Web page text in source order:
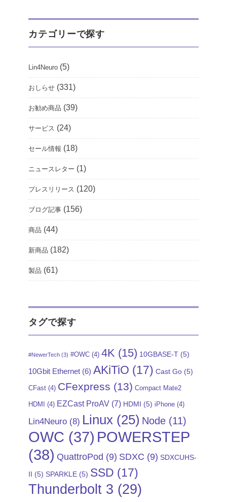
カテゴリーで探す
Lin4Neuro (5)
おしらせ (331)
お勧め商品 (39)
サービス (24)
セール情報 (18)
ニュースレター (1)
プレスリリース (120)
ブログ記事 (156)
商品 (44)
新商品 (182)
製品 (61)
タグで探す
#NewerTech (3) #OWC (4) 4K (15) 10GBASE-T (5)
10Gbit Ethernet (6) AKiTiO (17) Cast Go (5)
CFast (4) CFexpress (13) Compact Mate2
HDMI (4) EZCast ProAV (7) HDMI (5) iPhone (4)
Lin4Neuro (8) Linux (25) Node (11)
OWC (37) POWERSTEP
(38) QuattroPod (9) SDXC (9) SDXCUHS-
II (5) SPARKLE (5) SSD (17)
Thunderbolt 3 (29)